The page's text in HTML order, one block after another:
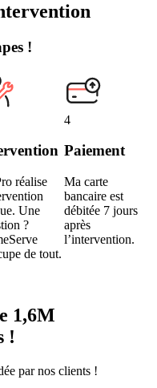
!
réalise
Une
?
de tout.
4
Paiement
Ma carte
bancaire est
débitée 7 jours
après
l’intervention.
1,6M
!
par nos clients !